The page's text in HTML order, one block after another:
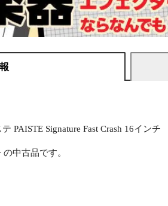
PAISTE Signature Fast Crash 16インチ
の中古品です。